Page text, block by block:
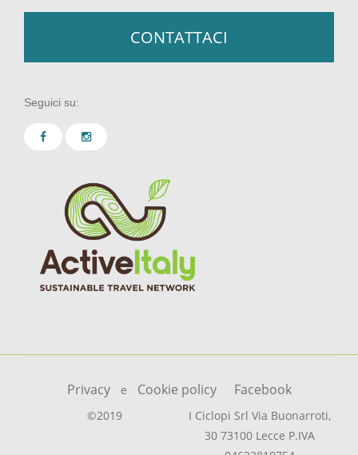
CONTATTACI
Seguici su:
Privacy e Cookie policy Facebook
I Ciclopi Srl Via Buonarroti,
30 73100 Lecce P.IVA
©2019